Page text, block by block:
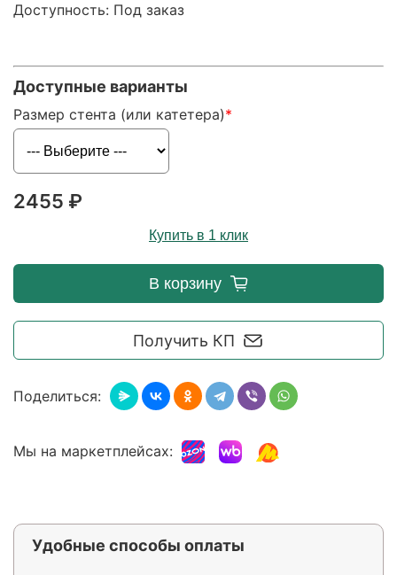
Доступность: Под заказ
Доступные варианты
Размер стента (или катетера)
2455 ₽
Купить в 1 клик
Получить КП
В корзину
Поделиться:
Мы на маркетплейсах:
Удобные способы оплаты